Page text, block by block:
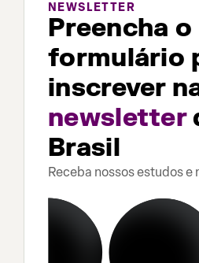
NEWSLETTER
Preencha o
formulário
inscrever
newsletter
Brasil
Receba nossos estudos e